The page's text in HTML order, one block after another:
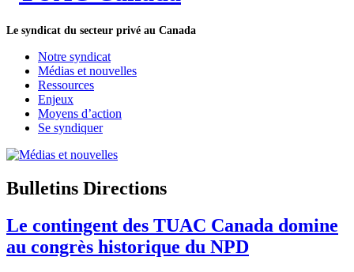
Le syndicat du secteur privé au Canada
Notre syndicat
Médias et nouvelles
Ressources
Enjeux
Moyens d’action
Se syndiquer
Bulletins Directions
Le contingent des TUAC Canada domine
au congrès historique du NPD